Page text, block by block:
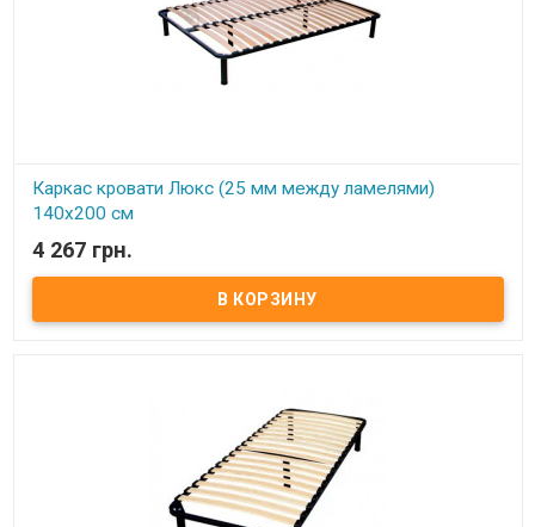
Каркас кровати Люкс (25 мм между ламелями)
140х200 см
В наличии
Каркас кровати Усиленный (25 мм между ламелями) 140х200 см ​
Размер: 140х200 см Материал ламели: бук Материал втулки:
пластик. Тип каркаса: двуспальный Ламель: количество - 21(22)
4 267 грн.